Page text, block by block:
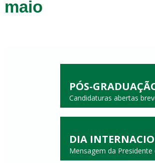
maio
PÓS-
Candidaturas abertas
DIA
Mensagem da Presidente